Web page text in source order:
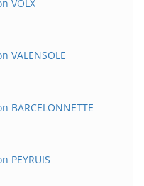
VOLX
VALENSOLE
PEYRUIS